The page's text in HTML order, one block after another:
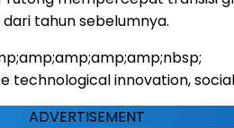
tahun sebelumnya.
technological innovation,
ADVERTISEMENT